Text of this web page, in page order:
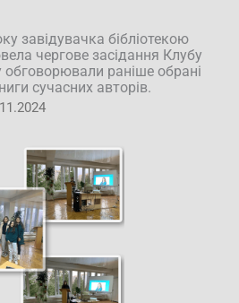
завідувачка бібліотекою
чергове засідання Клубу
раніше обрані
сучасних авторів.